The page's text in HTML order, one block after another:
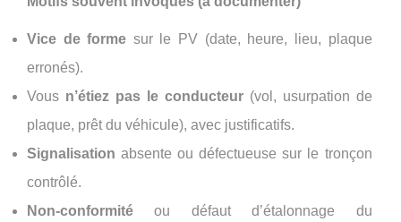
Vice de forme sur le PV (date, heure, lieu, plaque
erronés).
Vous n’étiez pas le conducteur(vol, usurpation de
plaque, prêt du véhicule), avec justificatifs.
Signalisation absente ou défectueuse sur le tronçon
contrôlé.
Non-conformité ou défaut d’étalonnage du